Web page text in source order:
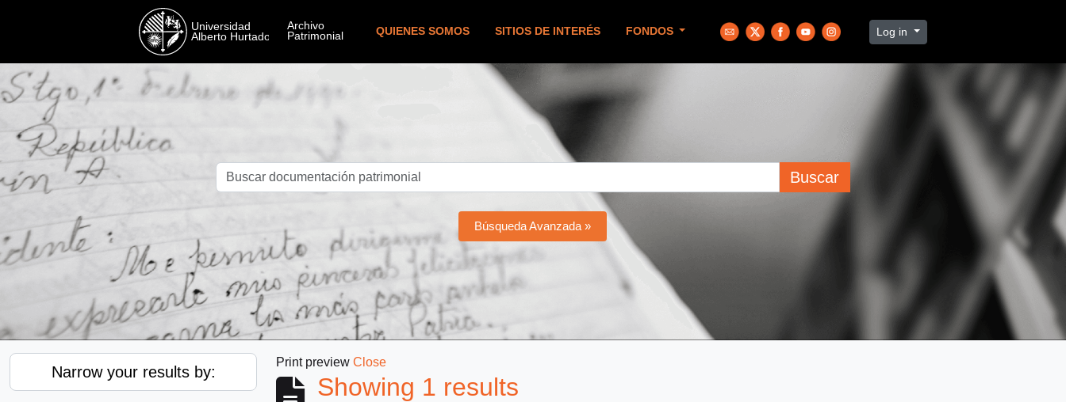
QUIENES SOMOS SITIOS DE INTERÉS FONDOS Log in
Buscar
Búsqueda Avanzada »
Narrow your results by:
Print preview Close
Showing 1 results